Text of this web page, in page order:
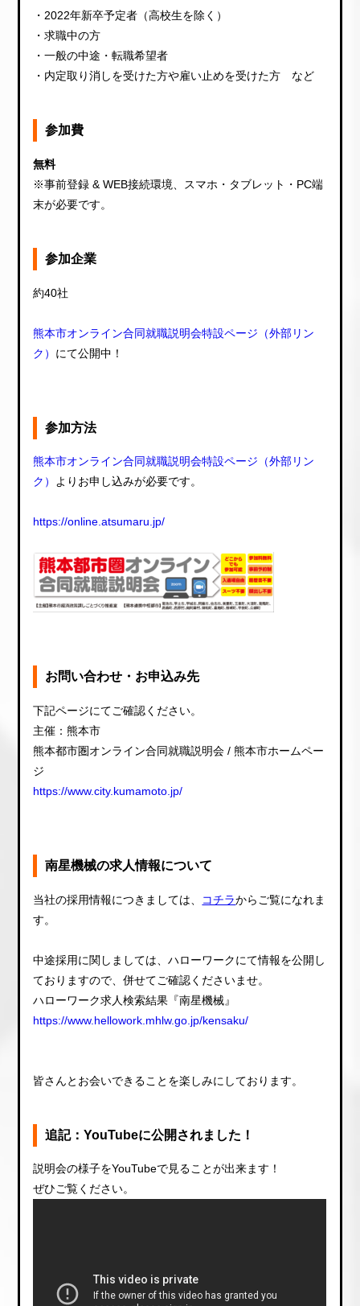
・2022年新卒予定者（高校生を除く）
・求職中の方
・一般の中途・転職希望者
・内定取り消しを受けた方や雇い止めを受けた方 など
参加費
無料
※事前登録 & WEB接続環境、スマホ・タブレット・PC端
末が必要です。
参加企業
約40社
熊本市オンライン合同就職説明会特設ページ（外部リン
ク） にて公開中！
参加方法
熊本市オンライン合同就職説明会特設ページ（外部リン
ク） よりお申し込みが必要です。
https://online.atsumaru.jp/
お問い合わせ・お申込み先
下記ページにてご確認ください。
主催：熊本市
熊本都市圏オンライン合同就職説明会 / 熊本市ホームペー
ジ
https://www.city.kumamoto.jp/
南星機械の求人情報について
当社の採用情報につきましては、 コチラからご覧になれま
す。
中途採用に関しましては、ハローワークにて情報を公開し
ておりますので、併せてご確認くださいませ。
ハローワーク求人検索結果『南星機械』
https://www.hellowork.mhlw.go.jp/kensaku/
皆さんとお会いできることを楽しみにしております。
追記：YouTubeに公開されました！
説明会の様子をYouTubeで見ることが出来ます！
ぜひご覧ください。